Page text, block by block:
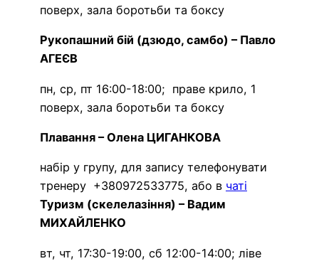
поверх, зала боротьби та боксу
Рукопашний бій (дзюдо, самбо) – Павло
АГЕЄВ
пн, ср, пт 16:00-18:00; праве крило, 1
поверх, зала боротьби та боксу
Плавання – Олена ЦИГАНКОВА
набір у групу, для запису телефонувати
тренеру +380972533775, або в чаті
Туризм (скелелазіння) – Вадим
МИХАЙЛЕНКО
вт, чт, 17:30-19:00, сб 12:00-14:00; ліве